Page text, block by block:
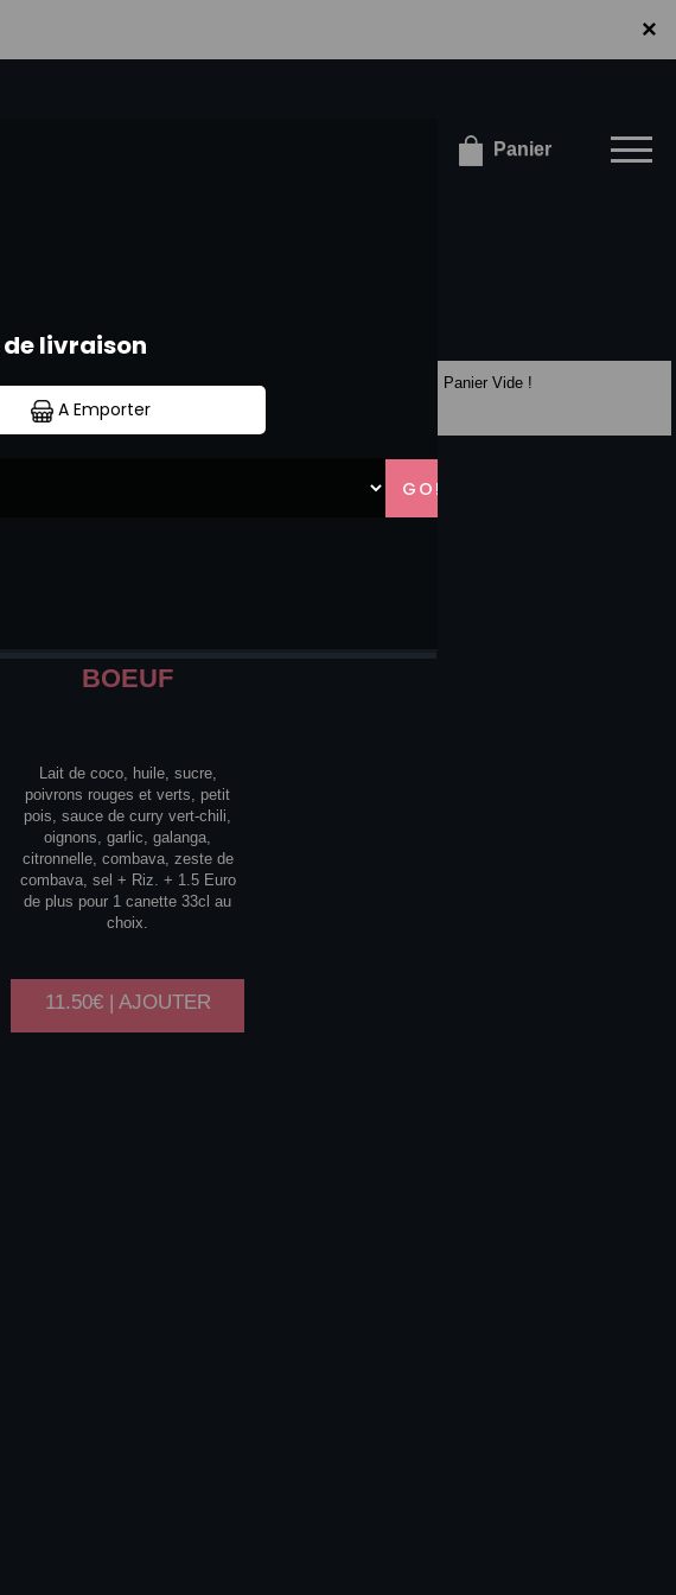
×
Panier
×
BOEUF
Lait de coco, huile, sucre,
poivrons rouges et verts, petit
pois, sauce de curry vert-chili,
oignons, garlic, galanga,
citronnelle, combava, zeste de
combava, sel + Riz. + 1.5 Euro
de plus pour 1 canette 33cl au
choix.
11.50€ | AJOUTER
Panier Vide !